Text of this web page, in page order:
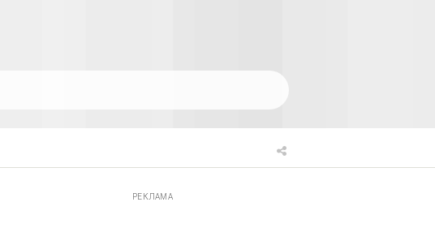
РЕКЛАМА